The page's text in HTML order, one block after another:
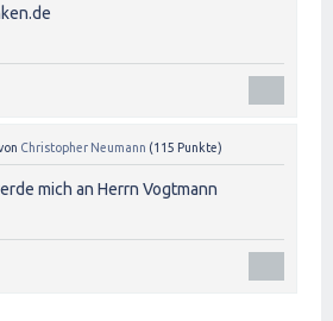
Christopher Neumann (115 Punkte)
mich an Herrn Vogtmann